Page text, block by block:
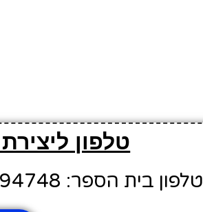
טלפון
טלפון בית הספר: 02-9994748